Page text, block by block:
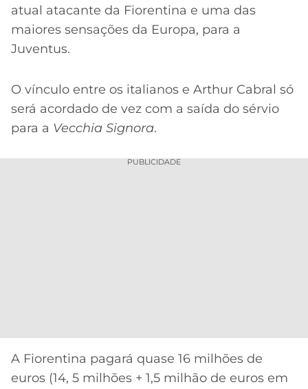
ATLÉTICO
MG
atual atacante da Fiorentina e uma das
maiores sensações da Europa, para a
Juventus.
O vínculo entre os italianos e Arthur Cabral só
será acordado de vez com a saída do sérvio
para a Vecchia Signora.
PUBLICIDADE
A Fiorentina pagará quase 16 milhões de
euros (14, 5 milhões + 1,5 milhão de euros em